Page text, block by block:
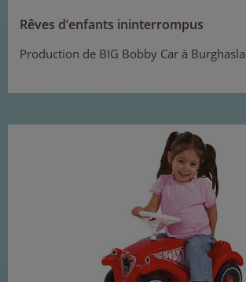
Rêves d’enfants ininterrompus
Production de BIG Bobby Car à